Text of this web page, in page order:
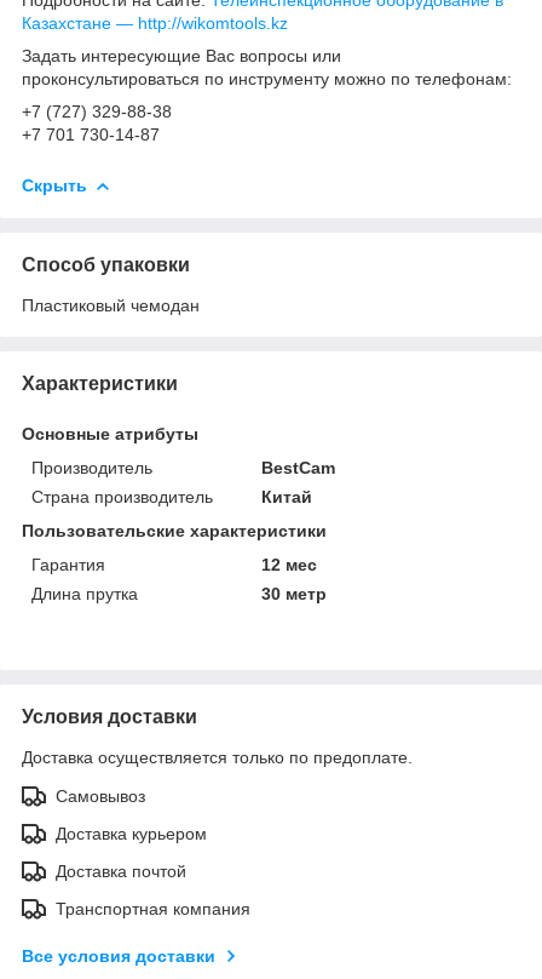
Казахстане ― http://wikomtools.kz
Задать интересующие Вас вопросы или
проконсультироваться по инструменту можно по телефонам:
+7 (727) 329-88-38
+7 701 730-14-87
Скрыть
Способ упаковки
Пластиковый чемодан
Характеристики
Основные атрибуты
Производитель
BestCam
Страна производитель
Китай
Пользовательские характеристики
Гарантия
12 мес
Длина прутка
30 метр
Условия доставки
Доставка осуществляется только по предоплате.
Самовывоз
Доставка курьером
Доставка почтой
Транспортная компания
Все условия доставки